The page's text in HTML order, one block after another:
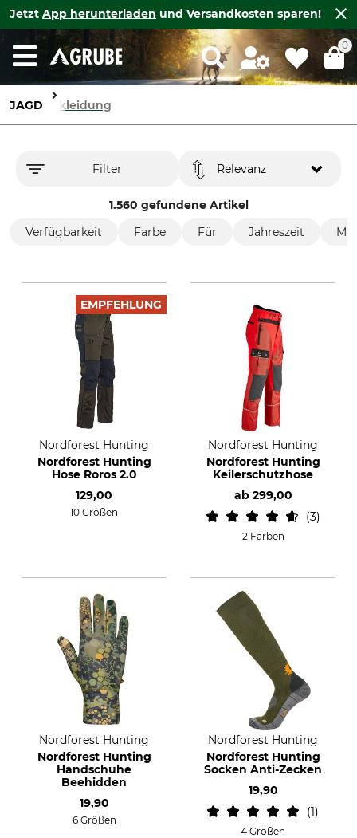
Jetzt App herunterladen und Versandkosten sparen!
0
JAGD Bekleidung
Filter
1.560 gefundene Artikel
Relevanz
Verfügbarkeit Farbe Für Jahreszeit
EMPFEHLUNG
Nordforest Hunting
Nordforest Hunting
Hose Roros 2.0
129,00
10 Größen
Nordforest Hunting
Nordforest Hunting
Keilerschutzhose
ab 299,00
3
2 Farben
Nordforest Hunting
Nordforest Hunting
Handschuhe
Beehidden
19,90
6 Größen
Nordforest Hunting
Nordforest Hunting
Socken Anti-Zecken
19,90
1
4 Größen